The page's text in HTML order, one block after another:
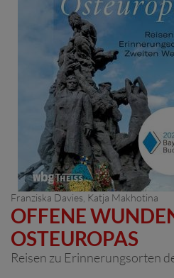
Franziska Davies Katja Makhotina
OFFENE
OSTEUROPAS
Reisen zu Erinnerungsorten